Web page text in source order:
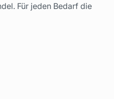
Für jeden Bedarf die